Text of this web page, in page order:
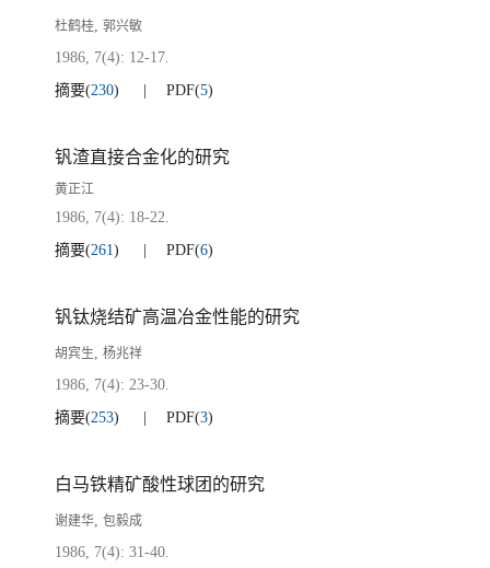
杜鹤桂, 郭兴敏
1986, 7(4): 12-17.
摘要(230) PDF(5)
钒渣直接合金化的研究
黄正江
1986, 7(4): 18-22.
摘要(261) PDF(6)
钒钛烧结矿高温冶金性能的研究
胡宾生, 杨兆祥
1986, 7(4): 23-30.
摘要(253) PDF(3)
白马铁精矿酸性球团的研究
谢建华, 包毅成
1986, 7(4): 31-40.